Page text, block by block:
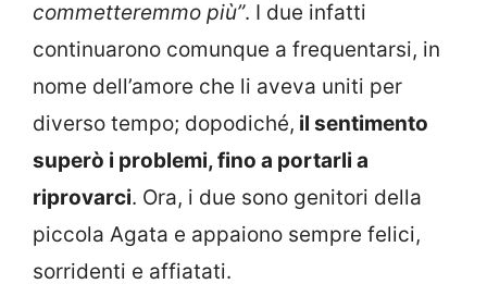
commetteremmo più”. I due infatti
continuarono comunque a frequentarsi, in
nome dell’amore che li aveva uniti per
diverso tempo; dopodiché, il sentimento
superò i problemi, fino a portarli a
riprovarci. Ora, i due sono genitori della
piccola Agata e appaiono sempre felici,
sorridenti e affiatati.